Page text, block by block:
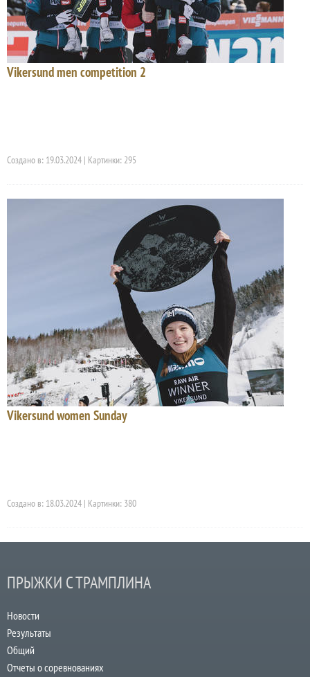
Vikersund men competition 2
Создано в: 19.03.2024 | Картинки: 295
Vikersund women Sunday
Создано в: 18.03.2024 | Картинки: 380
ПРЫЖКИ С ТРАМПЛИНА
Новости
Результаты
Общий
Отчеты о соревнованиях